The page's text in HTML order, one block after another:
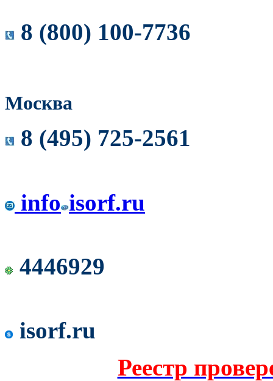
8 (800) 100-7736
Москва
8 (495) 725-2561
info isorf.ru
4446929
isorf.ru
Реестр